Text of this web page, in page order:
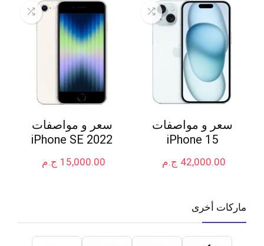
سعر و مواصفات
iPhone 15
ج.م 42,000.00
سعر و مواصفات
iPhone SE 2022
ج.م 15,000.00
ماركات أخرى